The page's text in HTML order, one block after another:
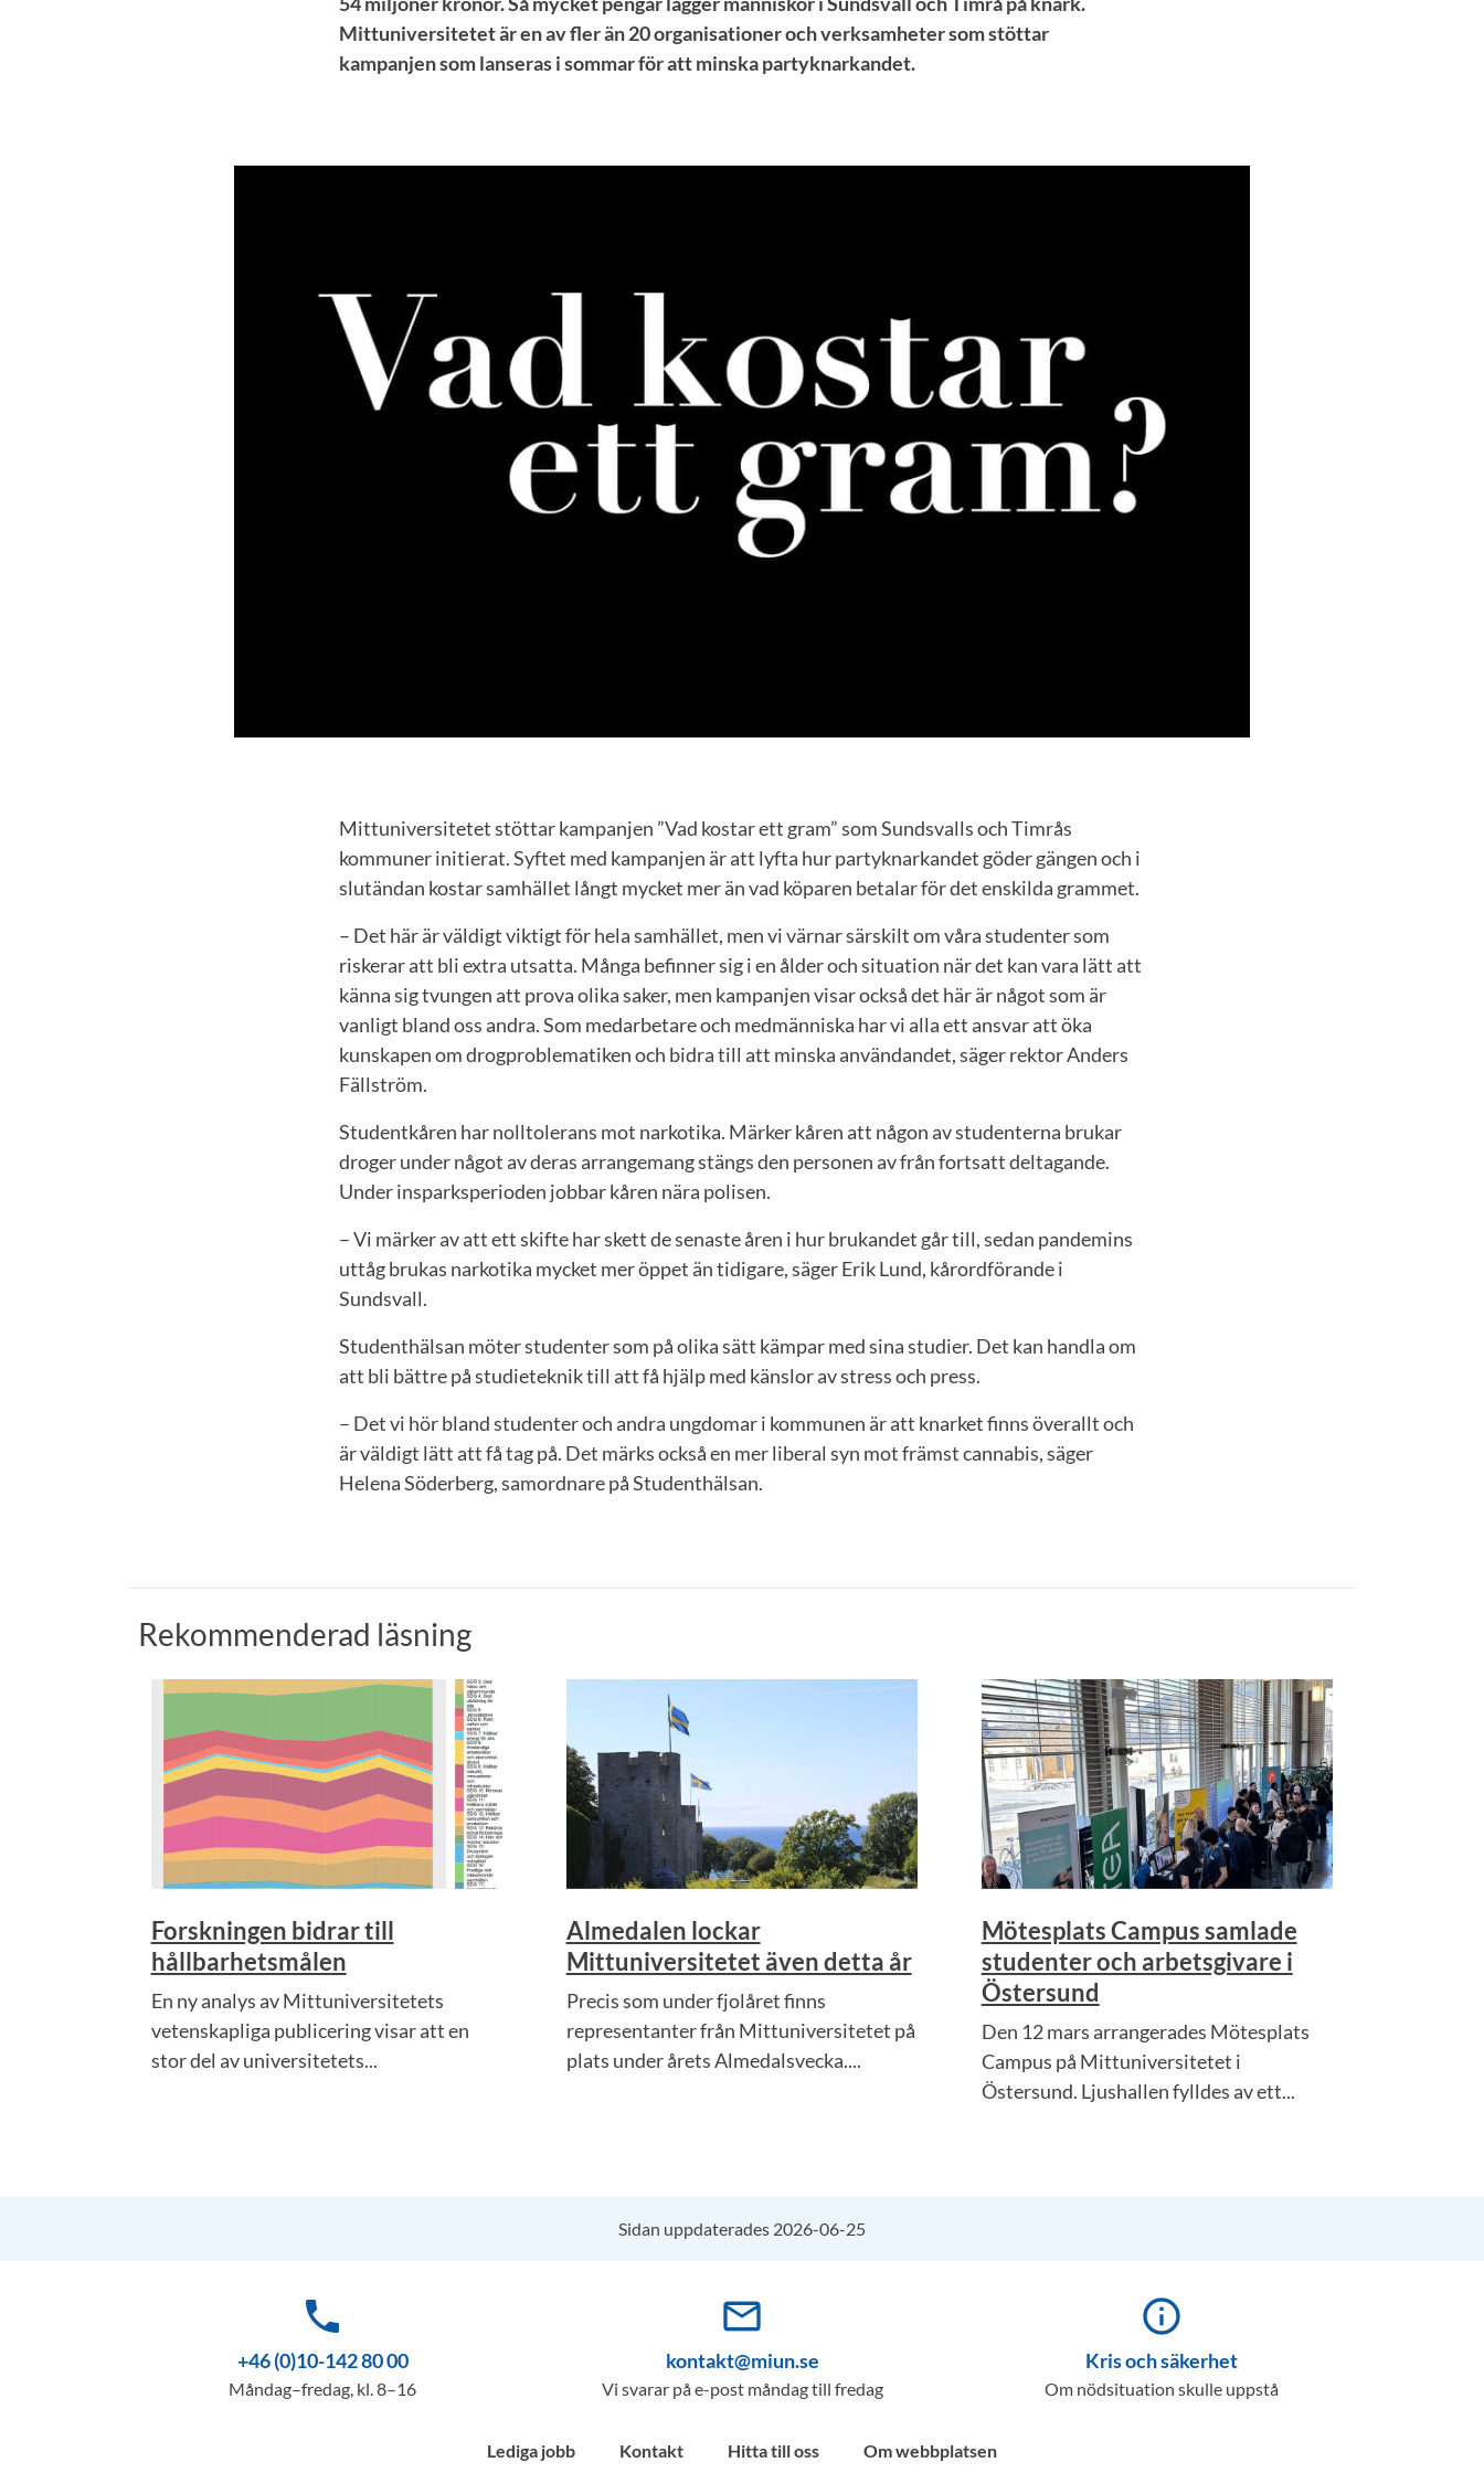
Mittuniversitetet är en av fler än 20 organisationer och verksamheter som stöttar
kampanjen som lanseras i sommar för att minska partyknarkandet.
Mittuniversitetet stöttar kampanjen ”Vad kostar ett gram” som Sundsvalls och Timrås
kommuner initierat. Syftet med kampanjen är att lyfta hur partyknarkandet göder gängen och i
slutändan kostar samhället långt mycket mer än vad köparen betalar för det enskilda grammet.
– Det här är väldigt viktigt för hela samhället, men vi värnar särskilt om våra studenter som
riskerar att bli extra utsatta. Många befinner sig i en ålder och situation när det kan vara lätt att
känna sig tvungen att prova olika saker, men kampanjen visar också det här är något som är
vanligt bland oss andra. Som medarbetare och medmänniska har vi alla ett ansvar att öka
kunskapen om drogproblematiken och bidra till att minska användandet, säger rektor Anders
Fällström.
Studentkåren har nolltolerans mot narkotika. Märker kåren att någon av studenterna brukar
droger under något av deras arrangemang stängs den personen av från fortsatt deltagande.
Under insparksperioden jobbar kåren nära polisen.
– Vi märker av att ett skifte har skett de senaste åren i hur brukandet går till, sedan pandemins
uttåg brukas narkotika mycket mer öppet än tidigare, säger Erik Lund, kårordförande i
Sundsvall.
Studenthälsan möter studenter som på olika sätt kämpar med sina studier. Det kan handla om
att bli bättre på studieteknik till att få hjälp med känslor av stress och press.
– Det vi hör bland studenter och andra ungdomar i kommunen är att knarket finns överallt och
är väldigt lätt att få tag på. Det märks också en mer liberal syn mot främst cannabis, säger
Helena Söderberg, samordnare på Studenthälsan.
Rekommenderad läsning
Forskningen bidrar till
hållbarhetsmålen
En ny analys av Mittuniversitetets
vetenskapliga publicering visar att en
stor del av universitetets...
Almedalen lockar
Mittuniversitetet även detta år
Precis som under fjolåret finns
representanter från Mittuniversitetet på
plats under årets Almedalsvecka....
Mötesplats Campus samlade
studenter och arbetsgivare i
Östersund
Den 12 mars arrangerades Mötesplats
Campus på Mittuniversitetet i
Östersund. Ljushallen fylldes av ett...
Sidan uppdaterades 2026-06-25
phone
+46 (0)10-142 80 00
Måndag–fredag, kl. 8–16
mail_outline
kontakt@miun.se
Vi svarar på e-post måndag till fredag
info_outline
Kris och säkerhet
Om nödsituation skulle uppstå
Lediga jobb Kontakt Hitta till oss Om webbplatsen